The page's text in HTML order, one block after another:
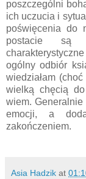
poszczególni
ich uczucia i
poświęcenia do
postacie są
ogólny odbiór
wiedziałam
wielką chęcią
wiem. Generalnie
emocji, a
zakończeniem.
Asia Hadzik at